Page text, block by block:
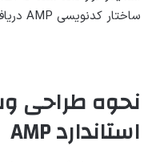
ساختار کدنویسی AMP دریافت میکند.
نحوه طراحی
استانداردAMP